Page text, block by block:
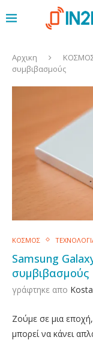
Αρχικη
συμβιβασμούς
ΚΟΣΜΟΣ
Samsung
συμβιβασμούς
γράφτηκε απο
Ζούμε σε μια
μπορεί να κάνει